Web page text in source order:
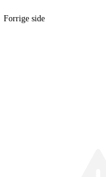
Forrige side